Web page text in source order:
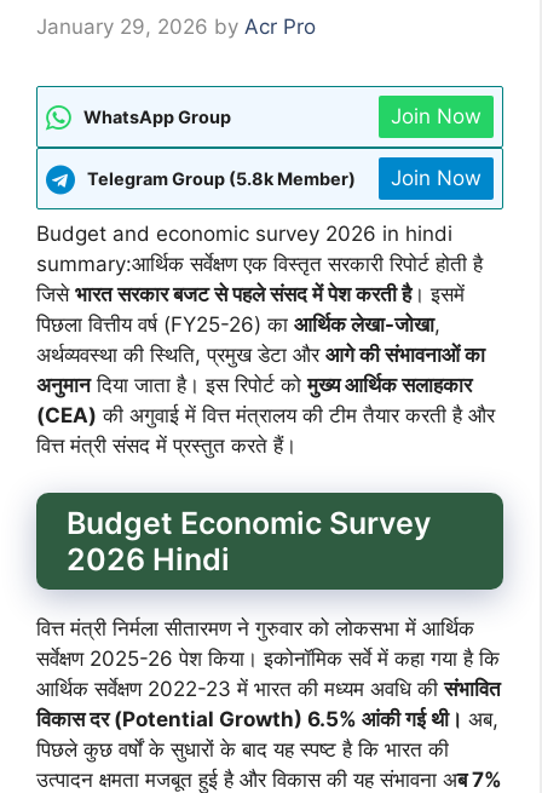
January 29, 2026 by Acr Pro
WhatsApp Group Join Now
Telegram Group (5.8k Member) Join Now
Budget and economic survey 2026 in hindi
summary:आर्थिक सर्वेक्षण एक विस्तृत सरकारी रिपोर्ट होती है
जिसे भारत सरकार बजट से पहले संसद में पेश करती है। इसमें
पिछला वित्तीय वर्ष (FY25-26) का आर्थिक लेखा-जोखा,
अर्थव्यवस्था की स्थिति, प्रमुख डेटा और आगे की संभावनाओं का
अनुमानदिया जाता है। इस रिपोर्ट कोमुख्य आर्थिक सलाहकार
(CEA) की अगुवाई में वित्त मंत्रालय की टीम तैयार करती है और
वित्त मंत्री संसद में प्रस्तुत करते हैं।
Budget Economic Survey
2026 Hindi
वित्त मंत्री निर्मला सीतारमण ने गुरुवार को लोकसभा में आर्थिक
सर्वेक्षण 2025-26 पेश किया। इकोनॉमिक सर्वे में कहा गया है कि
आर्थिक सर्वेक्षण 2022-23 में भारत की मध्यम अवधि कीसंभावित
विकास दर (Potential Growth) 6.5% आंकी गई थी। अब,
पिछले कुछ वर्षों के सुधारों के बाद यह स्पष्ट है कि भारत की
उत्पादन क्षमता मजबूत हुई है और विकास की यह संभावना अब 7%